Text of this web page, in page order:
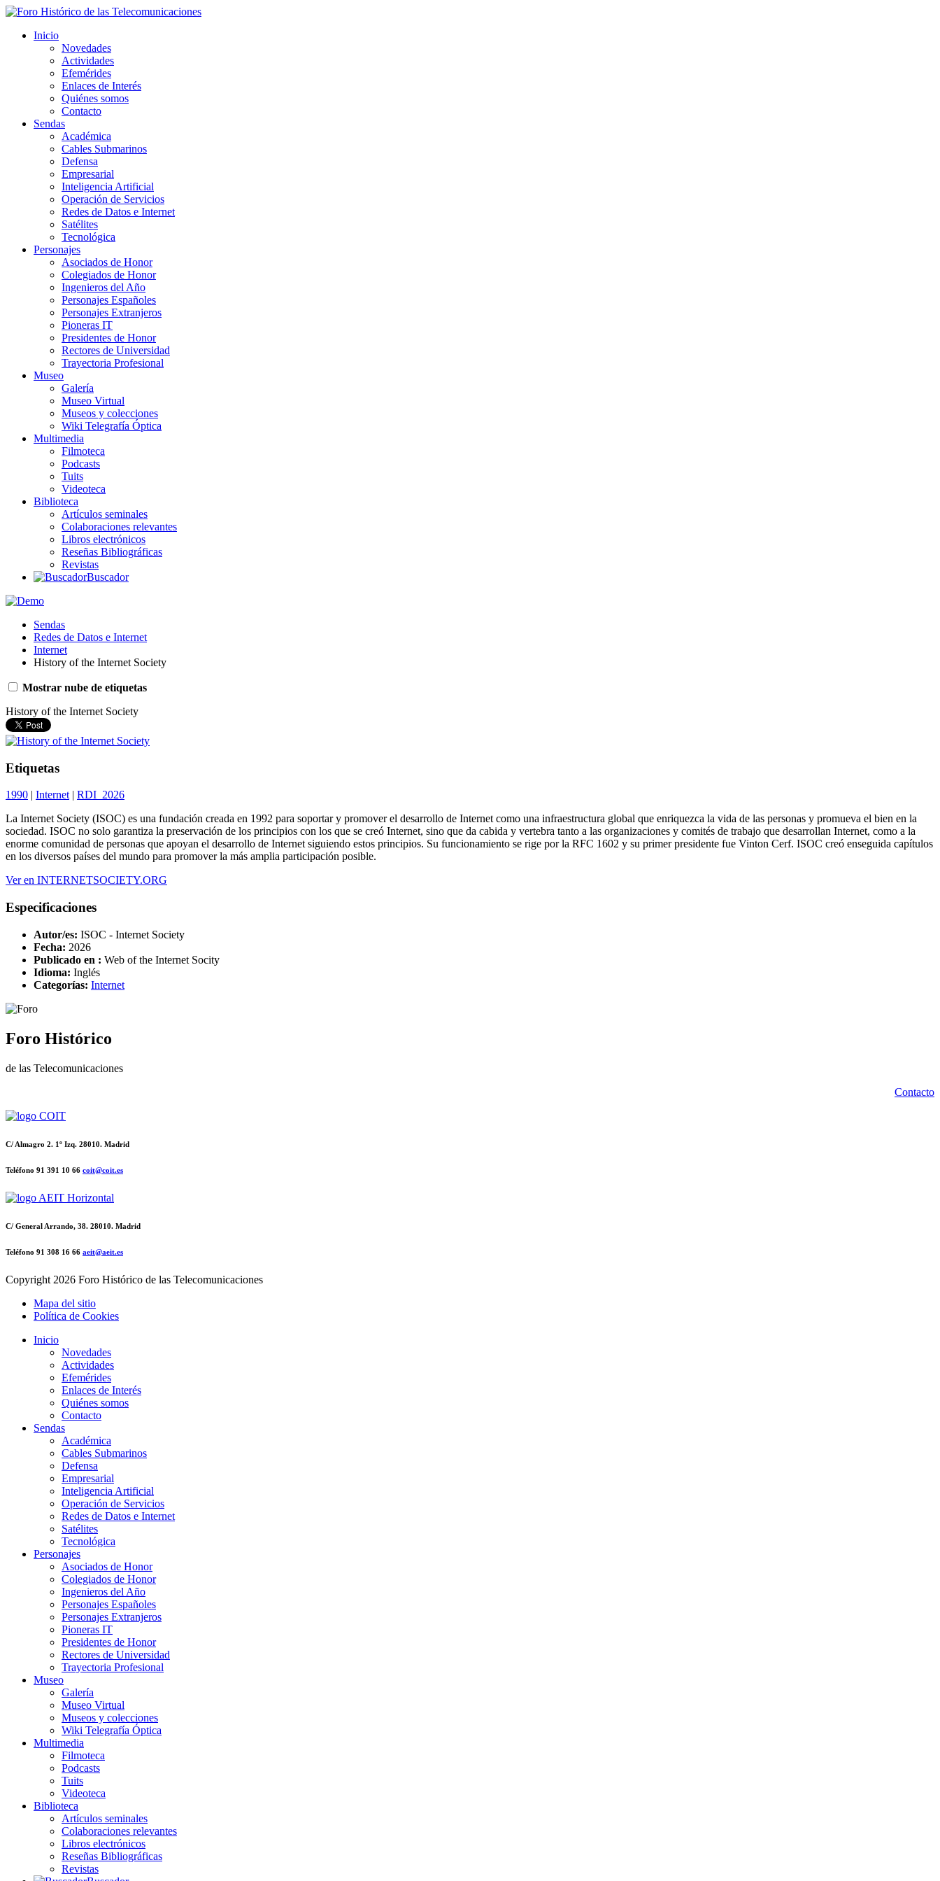
Inicio
Novedades
Actividades
Efemérides
Enlaces de Interés
Quiénes somos
Contacto
Sendas
Académica
Cables Submarinos
Defensa
Empresarial
Inteligencia Artificial
Operación de Servicios
Redes de Datos e Internet
Satélites
Tecnológica
Personajes
Asociados de Honor
Colegiados de Honor
Ingenieros del Año
Personajes Españoles
Personajes Extranjeros
Pioneras IT
Presidentes de Honor
Rectores de Universidad
Trayectoria Profesional
Museo
Galería
Museo Virtual
Museos y colecciones
Wiki Telegrafía Óptica
Multimedia
Filmoteca
Podcasts
Tuits
Videoteca
Biblioteca
Artículos seminales
Colaboraciones relevantes
Libros electrónicos
Reseñas Bibliográficas
Revistas
Buscador
Sendas
Redes de Datos e Internet
Internet
History of the Internet Society
Mostrar nube de etiquetas
History of the Internet Society
Etiquetas
1990 | Internet| RDI_2026
La Internet Society (ISOC) es una fundación creada en 1992 para soportar y promover el desarrollo de Internet como una infraestructura global que enriquezca la vida de las personas y promueva el bien en la
sociedad. ISOC no solo garantiza la preservación de los principios con los que se creó Internet, sino que da cabida y vertebra tanto a las organizaciones y comités de trabajo que desarrollan Internet, como a la
enorme comunidad de personas que apoyan el desarrollo de Internet siguiendo estos principios. Su funcionamiento se rige por la RFC 1602 y su primer presidente fue Vinton Cerf. ISOC creó enseguida capítulos
en los diversos países del mundo para promover la más amplia participación posible.
Ver en INTERNETSOCIETY.ORG
Especificaciones
Autor/es: ISOC - Internet Society
Fecha: 2026
Publicado en : Web of the Internet Socity
Idioma: Inglés
Categorías: Internet
Foro Histórico
de las Telecomunicaciones
Contacto
C/ Almagro 2. 1º Izq. 28010. Madrid
Teléfono 91 391 10 66 coit@coit.es
C/ General Arrando, 38. 28010. Madrid
Teléfono 91 308 16 66 aeit@aeit.es
Copyright 2026 Foro Histórico de las Telecomunicaciones
Mapa del sitio
Política de Cookies
Inicio
Novedades
Actividades
Efemérides
Enlaces de Interés
Quiénes somos
Contacto
Sendas
Académica
Cables Submarinos
Defensa
Empresarial
Inteligencia Artificial
Operación de Servicios
Redes de Datos e Internet
Satélites
Tecnológica
Personajes
Asociados de Honor
Colegiados de Honor
Ingenieros del Año
Personajes Españoles
Personajes Extranjeros
Pioneras IT
Presidentes de Honor
Rectores de Universidad
Trayectoria Profesional
Museo
Galería
Museo Virtual
Museos y colecciones
Wiki Telegrafía Óptica
Multimedia
Filmoteca
Podcasts
Tuits
Videoteca
Biblioteca
Artículos seminales
Colaboraciones relevantes
Libros electrónicos
Reseñas Bibliográficas
Revistas